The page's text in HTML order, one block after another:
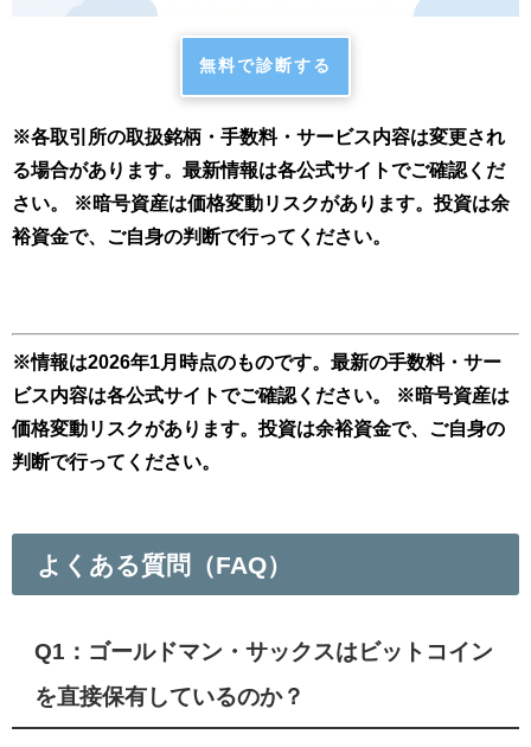
無料で診断する
※各取引所の取扱銘柄・手数料・サービス内容は変更され
る場合があります。最新情報は各公式サイトでご確認くだ
さい。
※暗号資産は価格変動リスクがあります。投資は余
裕資金で、ご自身の判断で行ってください。
※情報は2026年1月時点のものです。最新の手数料・サー
ビス内容は各公式サイトでご確認ください。
※暗号資産は
価格変動リスクがあります。投資は余裕資金で、ご自身の
判断で行ってください。
よくある質問（FAQ）
Q1：ゴールドマン・サックスはビットコイン
を直接保有しているのか？